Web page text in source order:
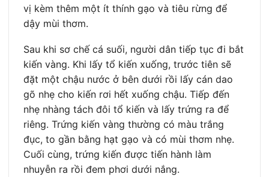
vị kèm thêm một ít thính gạo và tiêu rừng để
dậy mùi thơm.
Sau khi sơ chế cá suối, người dân tiếp tục đi bắt
kiến vàng. Khi lấy tổ kiến xuống, trước tiên sẽ
đặt một chậu nước ở bên dưới rồi lấy cán dao
gõ nhẹ cho kiến rơi hết xuống chậu. Tiếp đến
nhẹ nhàng tách đôi tổ kiến và lấy trứng ra để
riêng. Trứng kiến vàng thường có màu trắng
đục, to gần bằng hạt gạo và có mùi thơm nhẹ.
Cuối cùng, trứng kiến được tiến hành làm
nhuyễn ra rồi đem phơi dưới nắng.